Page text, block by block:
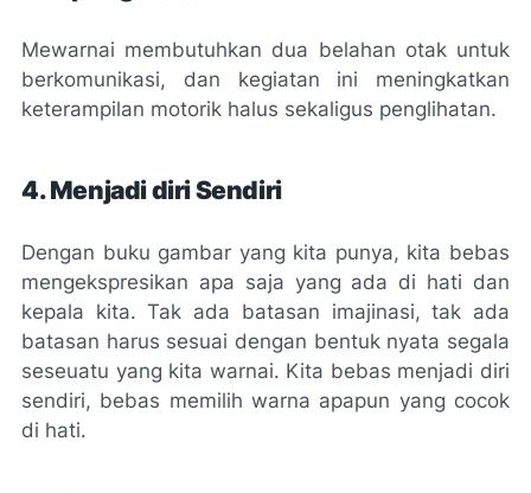
Mewarnai membutuhkan dua belahan otak untuk
berkomunikasi, dan kegiatan ini meningkatkan
keterampilan motorik halus sekaligus penglihatan.
4. Menjadi diri Sendiri
Dengan buku gambar yang kita punya, kita bebas
mengekspresikan apa saja yang ada di hati dan
kepala kita. Tak ada batasan imajinasi, tak ada
batasan harus sesuai dengan bentuk nyata segala
seseuatu yang kita warnai. Kita bebas menjadi diri
sendiri, bebas memilih warna apapun yang cocok
di hati.